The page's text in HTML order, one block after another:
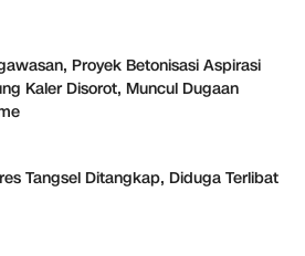
Proyek Betonisasi Aspirasi
Kaler Disorot, Muncul Dugaan
Tangsel Ditangkap, Diduga Terlibat